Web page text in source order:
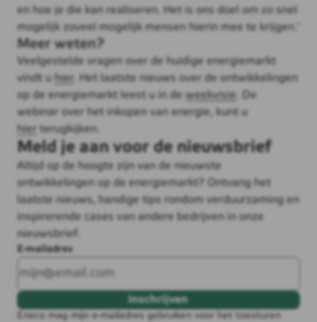
en hoe je die kan realiseren. Het is ons doel om zo snel
mogelijk zoveel mogelijk mensen hierin mee te krijgen.'
Meer weten?
Veelgestelde vragen over de huidige energiemarkt
vindt u hier . Het laatste nieuws over de ontwikkelingen
op de energiemarkt leest u in de weekvisie . De
webinar over het inkopen van energie, kunt u
hier terugkijken.
Meld je aan voor de nieuwsbrief
Altijd op de hoogte zijn van de nieuwste
ontwikkelingen op de energiemarkt? Ontvang het
laatste nieuws, handige tips rondom verduurzaming en
inspirerende cases van andere bedrijven in onze
nieuwsbrief.
E-mailadres
Inschrijven
Eneco mag mijn e-mailadres gebruiken voor het toesturen